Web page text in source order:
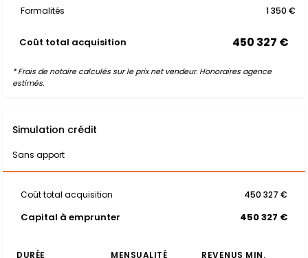
Formalités 1 350 €
Coût total acquisition 450 327 €
* Frais de notaire calculés sur le prix net vendeur. Honoraires agence
estimés.
Simulation crédit
Sans apport
Coût total acquisition 450 327 €
Capital à emprunter 450 327 €
DURÉE MENSUALITÉ
REVENUS MIN.